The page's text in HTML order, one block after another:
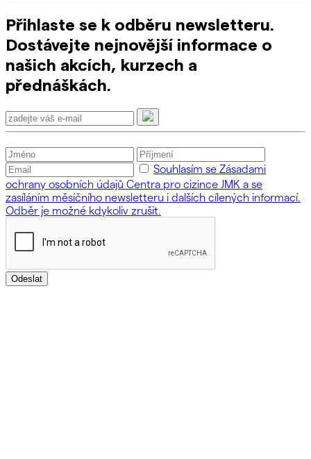
Přihlaste se k odběru newsletteru.
Dostávejte nejnovější informace o
našich akcích, kurzech a
přednáškách.
Souhlasím se Zásadami
ochrany osobních údajů Centra pro cizince JMK a se
zasíláním měsíčního newsletteru i dalších cílených informací.
Odběr je možné kdykoliv zrušit.
Odeslat